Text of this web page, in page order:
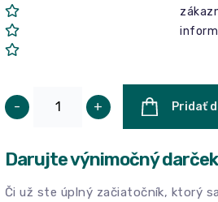
- + Pridať
Darujte výnimočný
Či už ste úplný začiatočník, ktorý